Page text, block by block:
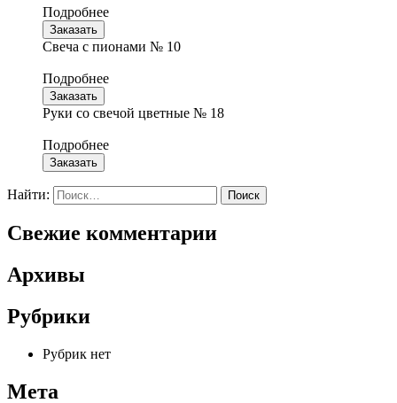
Подробнее
Заказать
Свеча с пионами № 10
Подробнее
Заказать
Руки со свечой цветные № 18
Подробнее
Заказать
Найти:
Свежие комментарии
Архивы
Рубрики
Рубрик нет
Мета